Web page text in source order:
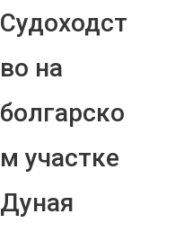
Судоходст
во на
болгарско
м участке
Дуная